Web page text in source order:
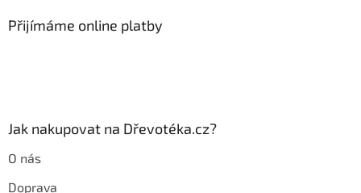
p
Přijímáme online platby
Jak nakupovat na Dřevotéka.cz?
O nás
Doprava